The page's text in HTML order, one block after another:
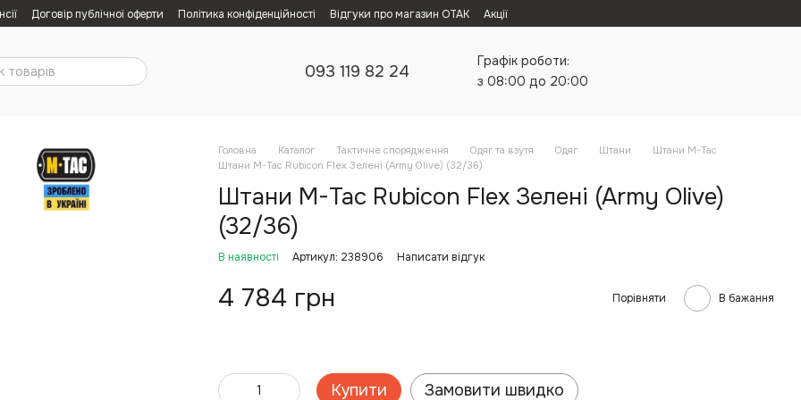
Договір публічної оферти Політика конфіденційності Відгуки про магазин ОТАК Акції
093 119 82 24
Графік роботи:
з 08:00 до 20:00
Головна Каталог Тактичне спорядження Одяг та взутя Одяг Штани
Штани M-Tac
Штани M-Tac Rubicon Flex Зелені (Army Olive) (32/36)
Штани M-Tac Rubicon Flex Зелені (Army Olive)
(32/36)
В наявності Артикул: 238906 Написати відгук
4 784 грн Порівняти В бажання
Купити Замовити швидко